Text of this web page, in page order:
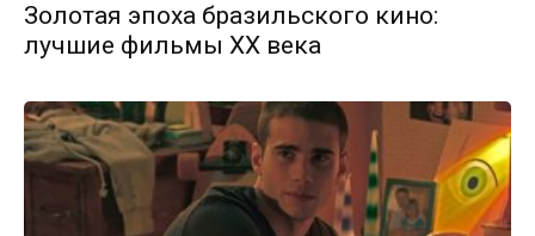
Золотая эпоха бразильского кино:
лучшие фильмы XX века